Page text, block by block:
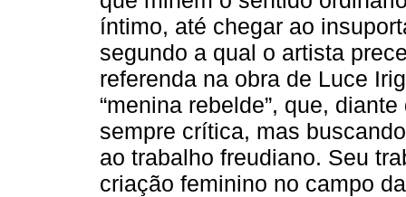
íntimo, até chegar ao
segundo a qual o artista
referenda na obra de Luce
“menina rebelde”, que,
sempre crítica, mas
ao trabalho freudiano. Seu
criação feminino no campo